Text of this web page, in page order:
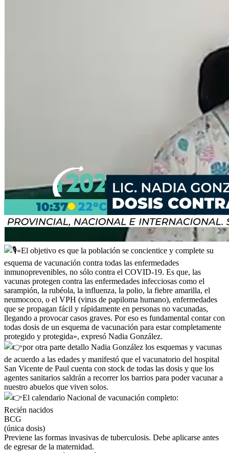
«El objetivo es que la población se concientice y complete su
esquema de vacunación contra todas las enfermedades
inmunoprevenibles, no sólo contra el COVID-19. Es que, las
vacunas protegen contra las enfermedades infecciosas como el
sarampión, la rubéola, la influenza, la polio, la fiebre amarilla, el
neumococo, o el VPH (virus de papiloma humano), enfermedades
que se propagan fácil y rápidamente en personas no vacunadas,
llegando a provocar casos graves. Por eso es fundamental contar con
todas dosis de un esquema de vacunación para estar completamente
protegido y protegida», expresó Nadia González.
por otra parte detallo Nadia González los esquemas y vacunas
de acuerdo a las edades y manifestó que el vacunatorio del hospital
San Vicente de Paul cuenta con stock de todas las dosis y que los
agentes sanitarios saldrán a recorrer los barrios para poder vacunar a
nuestro abuelos que viven solos.
El calendario Nacional de vacunación completo:
Recién nacidos
BCG
(única dosis)
Previene las formas invasivas de tuberculosis. Debe aplicarse antes
de egresar de la maternidad.